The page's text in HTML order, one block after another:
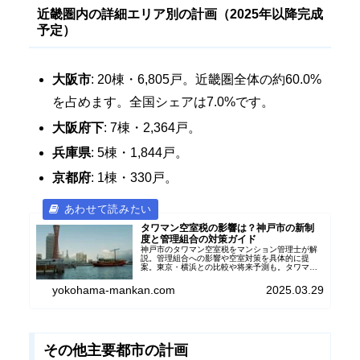
近畿圏内の詳細エリア別の計画（2025年以降完成
予定）
大阪市: 20棟・6,805戸。近畿圏全体の約60.0%
を占めます。全国シェアは7.0%です。
大阪府下: 7棟・2,364戸。
兵庫県: 5棟・1,844戸。
京都府: 1棟・330戸。
タワマン空室税の影響は？神戸市の新制
度と管理組合の対策ガイド
神戸市のタワマン空室税をマンション管理士が解
説。管理組合への影響や空室対策を具体的に提
案。東京・横浜との比較や将来予測も。タワマン
yokohama-mankan.com 2025.03.29
その他主要都市の計画